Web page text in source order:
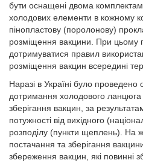
бути оснащені двома
холодових елементи в кожному
пінопластову (поролонову)
розміщення вакцини. При цьому
дотримуватися правил
розміщення вакцин всередині
Наразі в Україні було проведено
дотримання холодового
зберігання вакцин, за
потужності від вихідного
розподілу (пункти щеплень). На
постачання та зберігання
збереження вакцин, які повинні